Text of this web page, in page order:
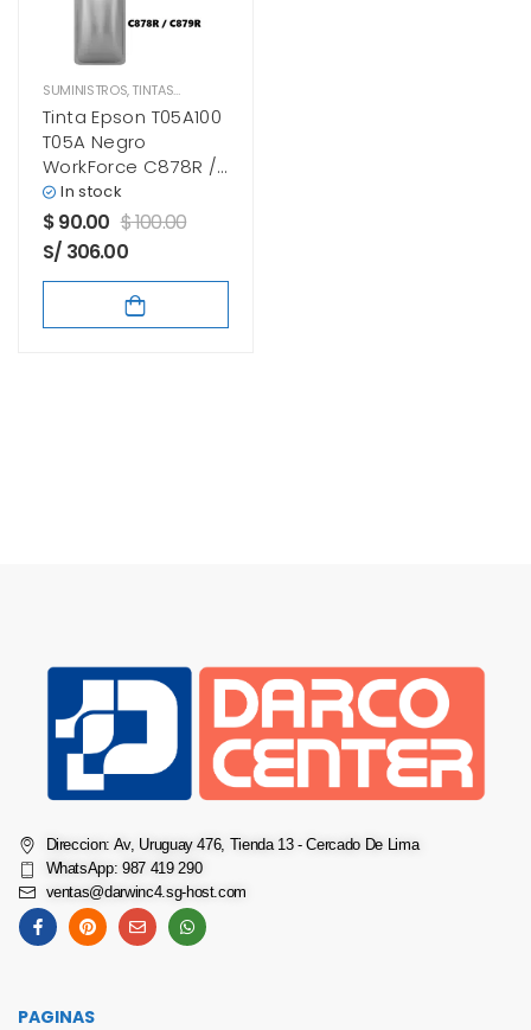
SUMINISTROS,TINTAS EPSON
Tinta Epson T05A100
T05A Negro
WorkForce C878R /
C879R Original
In stock
$90.00 $100.00
S/ 306.00
Direccion: Av, Uruguay 476, Tienda 13 - Cercado De Lima
WhatsApp: 987 419 290
ventas@darwinc4.sg-host.com
PAGINAS